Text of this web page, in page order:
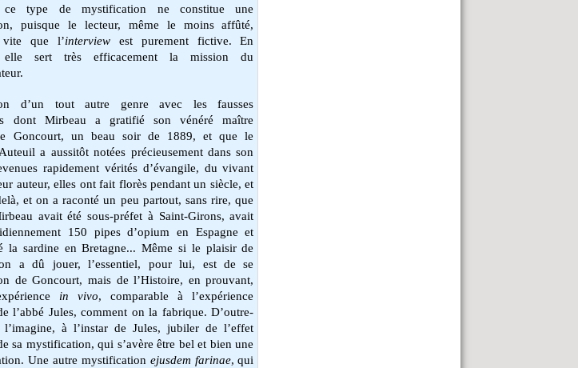
ce type de mystification ne constitue une
puisque le lecteur, même le moins affûté,
vite que l’interviewest purement fictive. En
elle sert très efficacement la mission du
d’un tout autre genre avec les fausses
dont Mirbeau a gratifié son vénéré maître
Goncourt, un beau soir de 1889, et que le
a aussitôt notées précieusement dans son
rapidement vérités d’évangile, du vivant
auteur, elles ont fait florès pendant un siècle, et
et on a raconté un peu partout, sans rire, que
avait été sous-préfet à Saint-Girons, avait
150 pipes d’opium en Espagne et
la sardine en Bretagne... Même si le plaisir de
a dû jouer, l’essentiel, pour lui, est de se
de Goncourt, mais de l’Histoire, en prouvant,
in vivo, comparable à l’expérience
l’abbé Jules, comment on la fabrique. D’outre-
à l’instar de Jules, jubiler de l’effet
sa mystification, qui s’avère être bel et bien une
Une autre mystification ejusdem farinae, qui